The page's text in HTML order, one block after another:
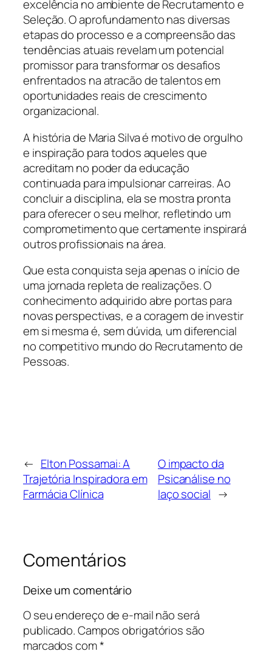
excelência no ambiente de Recrutamento e
Seleção. O aprofundamento nas diversas
etapas do processo e a compreensão das
tendências atuais revelam um potencial
promissor para transformar os desafios
enfrentados na atracão de talentos em
oportunidades reais de crescimento
organizacional.
A história de Maria Silva é motivo de orgulho
e inspiração para todos aqueles que
acreditam no poder da educação
continuada para impulsionar carreiras. Ao
concluir a disciplina, ela se mostra pronta
para oferecer o seu melhor, refletindo um
comprometimento que certamente inspirará
outros profissionais na área.
Que esta conquista seja apenas o início de
uma jornada repleta de realizações. O
conhecimento adquirido abre portas para
novas perspectivas, e a coragem de investir
em si mesma é, sem dúvida, um diferencial
no competitivo mundo do Recrutamento de
Pessoas.
← Elton Possamai: A
Trajetória Inspiradora em
Farmácia Clínica
O impacto da
Psicanálise no
laço social →
Comentários
Deixe um comentário
O seu endereço de e-mail não será
publicado.Campos obrigatórios são
marcados com*